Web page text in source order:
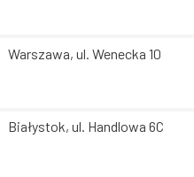
Warszawa, ul. Wenecka 10
Białystok, ul. Handlowa 6C